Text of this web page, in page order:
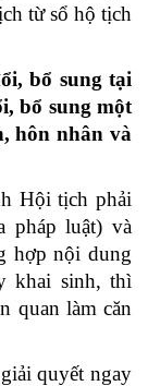
từ sổ hộ tịch
bổ sung tại
bổ sung một
hôn nhân và
tịch phải
pháp luật) và
hợp nội dung
khai sinh, thì
quan làm căn
quyết ngay